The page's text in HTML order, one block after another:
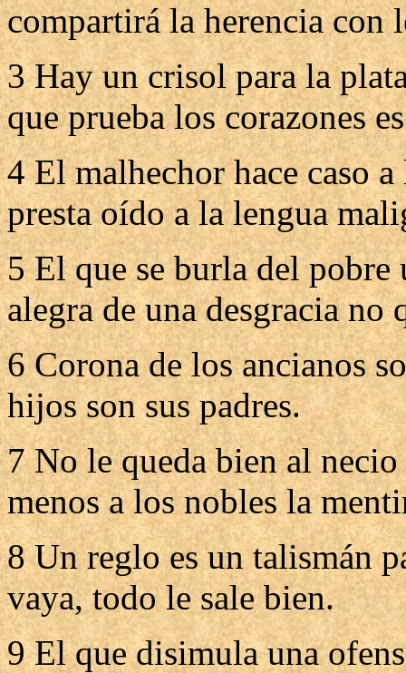
compartirá la herencia con
3 Hay un crisol para la
que prueba los corazones
4 El malhechor hace caso
presta oído a la lengua
5 El que se burla del pobre
alegra de una desgracia no
6 Corona de los ancianos
hijos son sus padres.
7 No le queda bien al
menos a los nobles la
8 Un reglo es un talismán
vaya, todo le sale bien.
9 El que disimula una